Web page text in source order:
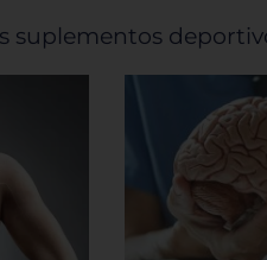
suplementos